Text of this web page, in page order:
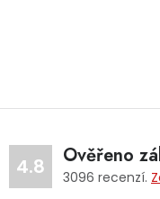
4.8 Ověřeno
3096 recenzí.